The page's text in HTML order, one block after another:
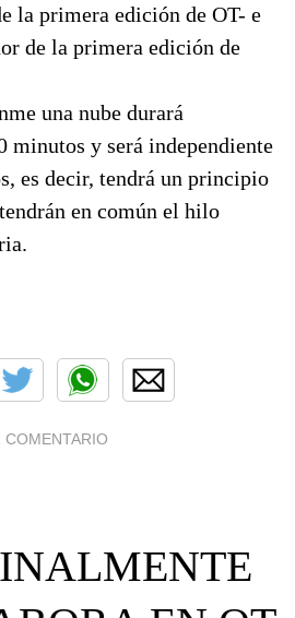
la primera edición de OT- e
de la primera edición de
una nube durará
minutos y será independiente
es decir, tendrá un principio
en común el hilo
COMENTARIO